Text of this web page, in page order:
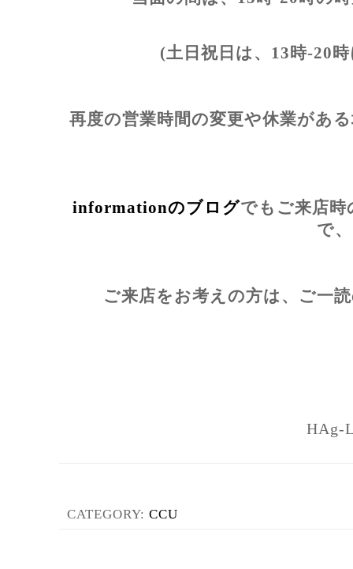
(土日祝日は、13時-20
再度の営業時間の変更や休業があ
informationのブログでもご来店
で、
ご来店をお考えの方は、ご一
HAg-
CATEGORY: CCU